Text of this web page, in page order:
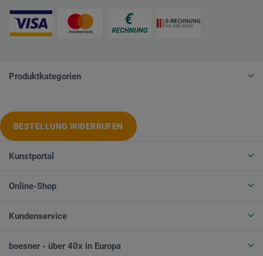
Produktkategorien
BESTELLUNG WIDERRUFEN
Kunstportal
Online-Shop
Kundenservice
boesner - über 40x in Europa